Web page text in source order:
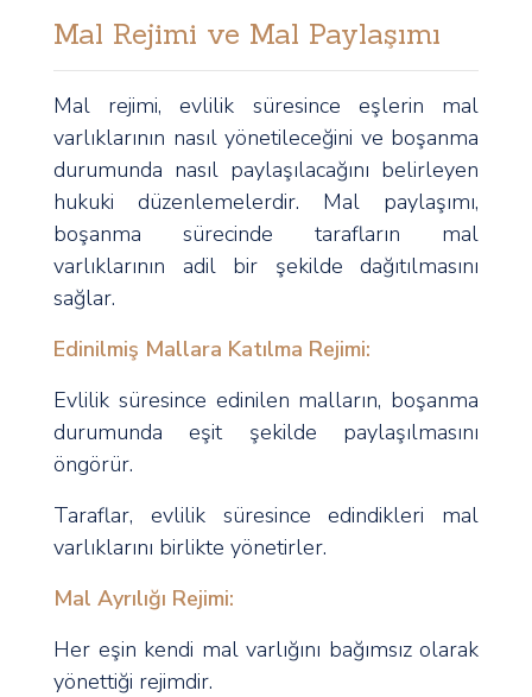
Mal Rejimi ve Mal Paylaşımı
Mal rejimi, evlilik süresince eşlerin mal
varlıklarının nasıl yönetileceğini ve boşanma
durumunda nasıl paylaşılacağını belirleyen
hukuki düzenlemelerdir. Mal paylaşımı,
boşanma sürecinde tarafların mal
varlıklarının adil bir şekilde dağıtılmasını
sağlar.
Edinilmiş Mallara Katılma Rejimi:
Evlilik süresince edinilen malların, boşanma
durumunda eşit şekilde paylaşılmasını
öngörür.
Taraflar, evlilik süresince edindikleri mal
varlıklarını birlikte yönetirler.
Mal Ayrılığı Rejimi:
Her eşin kendi mal varlığını bağımsız olarak
yönettiği rejimdir.